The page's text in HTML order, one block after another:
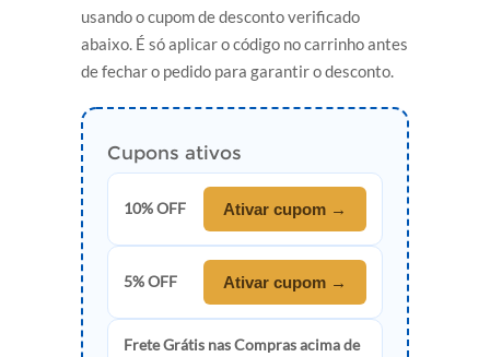
usando o cupom de desconto verificado
abaixo. É só aplicar o código no carrinho antes
de fechar o pedido para garantir o desconto.
Cupons ativos
10% OFF Ativar cupom →
5% OFF Ativar cupom →
Frete Grátis nas Compras acima de